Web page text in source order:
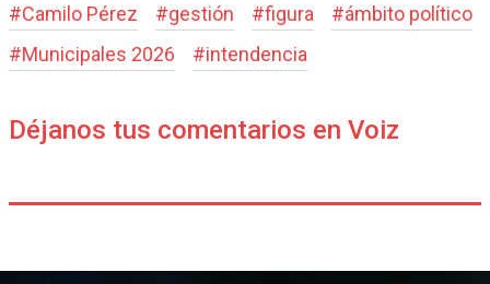
#Camilo Pérez #gestión #figura #ámbito político
#Municipales 2026 #intendencia
Déjanos tus comentarios en Voiz